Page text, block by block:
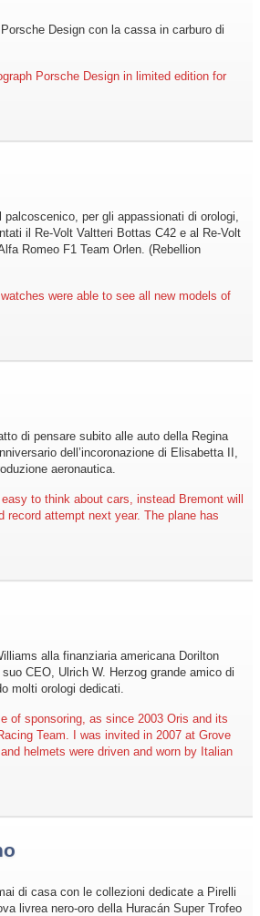
Design con la cassa in carburo di
Porsche Design in limited edition for
per gli appassionati di orologi,
il Re-Volt Valtteri Bottas C42 e al Re-Volt
Romeo F1 Team Orlen. (Rebellion
were able to see all new models of
di pensare subito alle auto della Regina
dell’incoronazione di Elisabetta II,
aeronautica.
to think about cars, instead Bremont will
attempt next year. The plane has
alla finanziaria americana Dorilton
CEO, Ulrich W. Herzog grande amico di
molti orologi dedicati.
of sponsoring, as since 2003 Oris and its
Team. I was invited in 2007 at Grove
helmets were driven and worn by Italian
di casa con le collezioni dedicate a Pirelli
livrea nero-oro della Huracán Super Trofeo